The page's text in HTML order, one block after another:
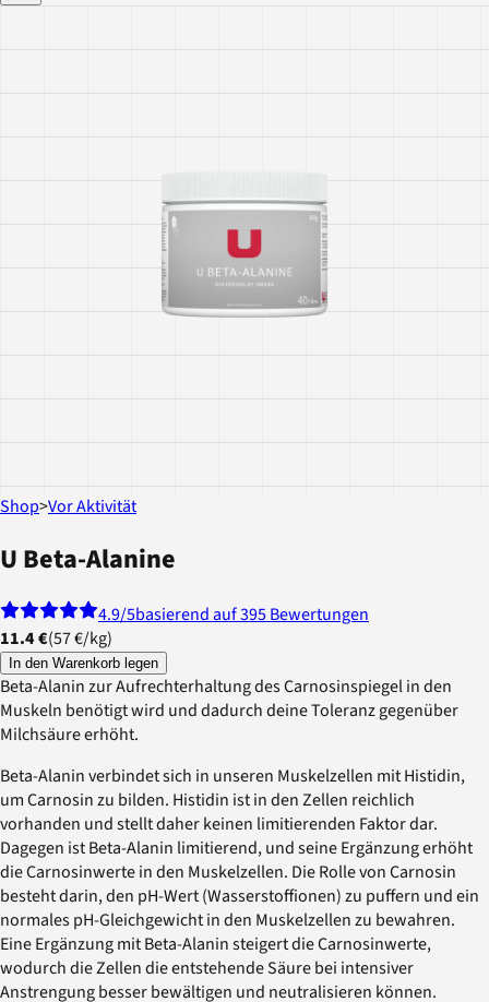
Shop>Vor Aktivität
U Beta-Alanine
4.9/5basierend auf 395 Bewertungen
11.4 €(57 €/kg)
In den Warenkorb legen
Beta-Alanin zur Aufrechterhaltung des Carnosinspiegel in den
Muskeln benötigt wird und dadurch deine Toleranz gegenüber
Milchsäure erhöht.
Beta-Alanin verbindet sich in unseren Muskelzellen mit Histidin,
um Carnosin zu bilden. Histidin ist in den Zellen reichlich
vorhanden und stellt daher keinen limitierenden Faktor dar.
Dagegen ist Beta-Alanin limitierend, und seine Ergänzung erhöht
die Carnosinwerte in den Muskelzellen. Die Rolle von Carnosin
besteht darin, den pH-Wert (Wasserstoffionen) zu puffern und ein
normales pH-Gleichgewicht in den Muskelzellen zu bewahren.
Eine Ergänzung mit Beta-Alanin steigert die Carnosinwerte,
wodurch die Zellen die entstehende Säure bei intensiver
Anstrengung besser bewältigen und neutralisieren können.